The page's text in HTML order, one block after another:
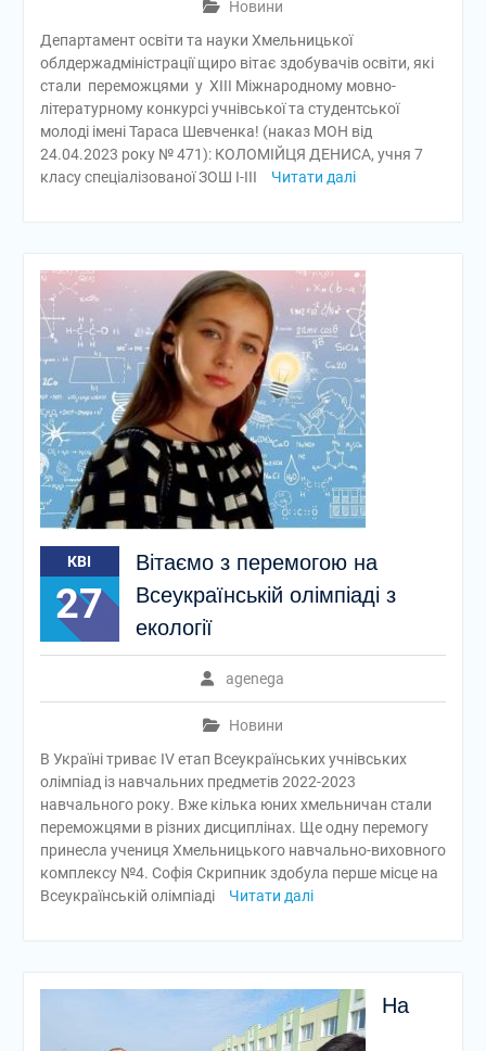
Новини
Департамент освіти та науки Хмельницької
облдержадміністрації щиро вітає здобувачів освіти, які
стали переможцями у XIII Міжнародному мовно-
літературному конкурсі учнівської та студентської
молоді імені Тараса Шевченка! (наказ МОН від
24.04.2023 року № 471): КОЛОМІЙЦЯ ДЕНИСА, учня 7
класу спеціалізованої ЗОШ І-ІІІ
Читати далі
КВІ
27
Вітаємо з перемогою на
Всеукраїнській олімпіаді з
екології
agenega
Новини
В Україні триває IV етап Всеукраїнських учнівських
олімпіад із навчальних предметів 2022-2023
навчального року. Вже кілька юних хмельничан стали
переможцями в різних дисциплінах. Ще одну перемогу
принесла учениця Хмельницького навчально-виховного
комплексу №4. Софія Скрипник здобула перше місце на
Всеукраїнській олімпіаді
Читати далі
На